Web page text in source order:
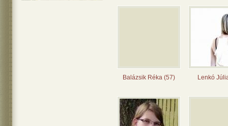
Balázsik Réka (57) Lenkó